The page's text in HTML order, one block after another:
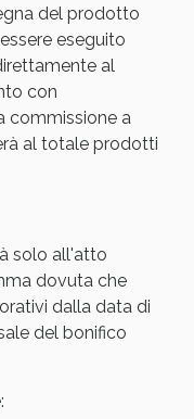
del prodotto
eseguito
al
con
commissione a
al totale prodotti
solo all'atto
dovuta che
dalla data di
del bonifico
oggi!